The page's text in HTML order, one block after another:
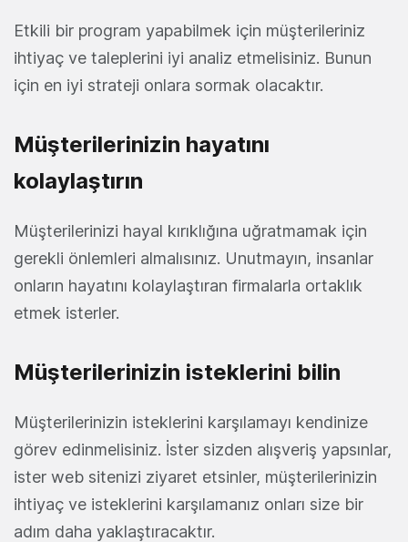
Etkili bir program yapabilmek için müşterileriniz
ihtiyaç ve taleplerini iyi analiz etmelisiniz. Bunun
için en iyi strateji onlara sormak olacaktır.
Müşterilerinizin hayatını
kolaylaştırın
Müşterilerinizi hayal kırıklığına uğratmamak için
gerekli önlemleri almalısınız. Unutmayın, insanlar
onların hayatını kolaylaştıran firmalarla ortaklık
etmek isterler.
Müşterilerinizin isteklerini bilin
Müşterilerinizin isteklerini karşılamayı kendinize
görev edinmelisiniz. İster sizden alışveriş yapsınlar,
ister web sitenizi ziyaret etsinler, müşterilerinizin
ihtiyaç ve isteklerini karşılamanız onları size bir
adım daha yaklaştıracaktır.